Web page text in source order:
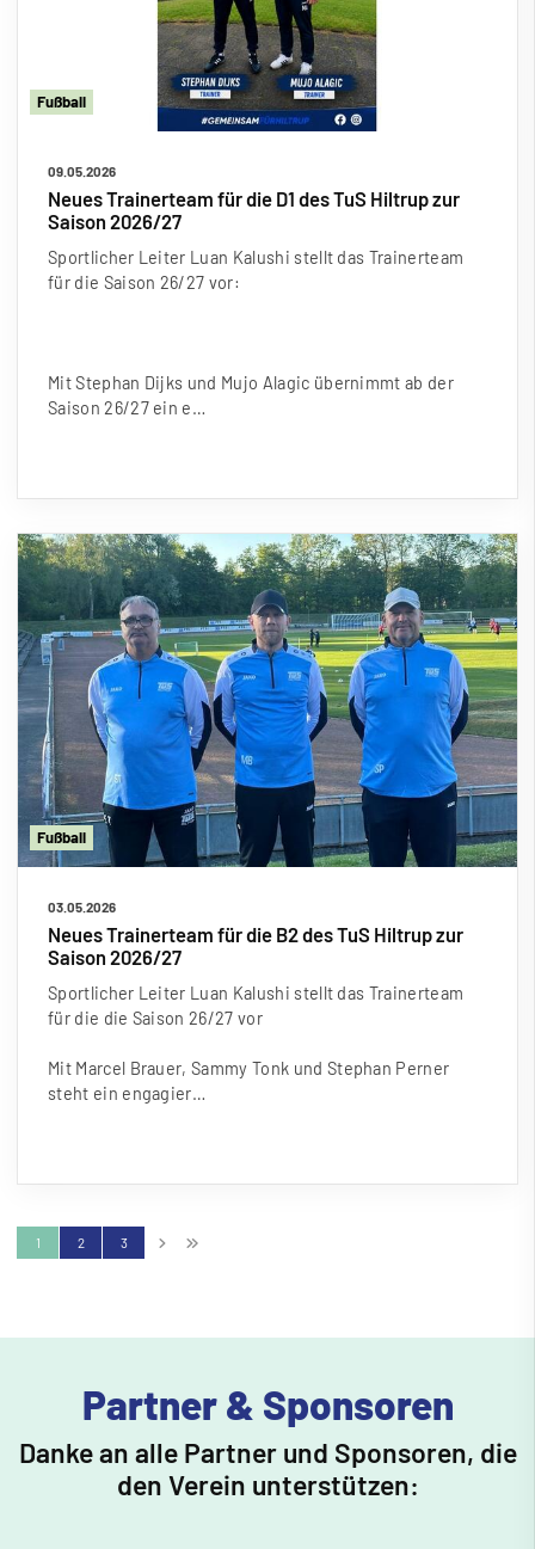
Fußball
09.05.2026
Neues Trainerteam für die D1 des TuS Hiltrup zur
Saison 2026/27
Sportlicher Leiter Luan Kalushi stellt das Trainerteam
für die Saison 26/27 vor:
Mit Stephan Dijks und Mujo Alagic übernimmt ab der
Saison 26/27 ein e…
Fußball
03.05.2026
Neues Trainerteam für die B2 des TuS Hiltrup zur
Saison 2026/27
Sportlicher Leiter Luan Kalushi stellt das Trainerteam
für die die Saison 26/27 vor
Mit Marcel Brauer, Sammy Tonk und Stephan Perner
steht ein engagier…
1 2 3
Partner & Sponsoren
Danke an alle Partner und Sponsoren, die
den Verein unterstützen: